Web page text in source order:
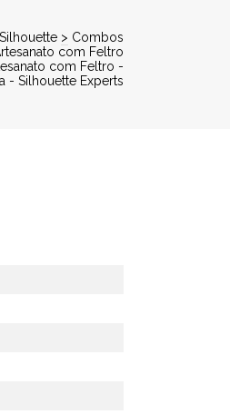
> Combos
com Feltro
com Feltro -
- Silhouette Experts